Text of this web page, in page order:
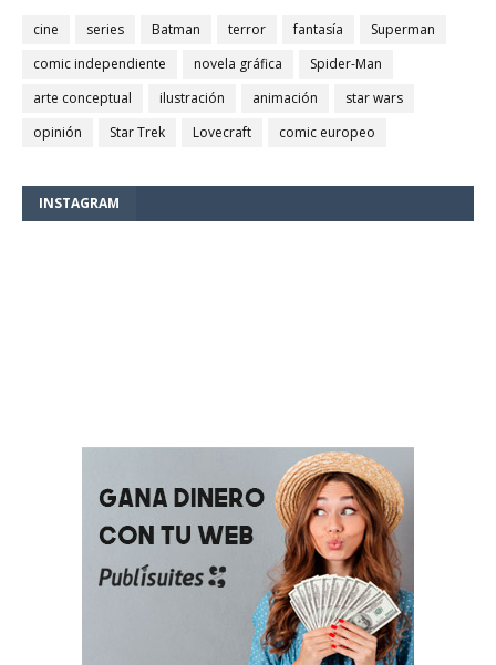
cine series Batman terror fantasía
Superman
comic independiente
novela gráfica
Spider-Man
arte conceptual
ilustración animación
star wars
opinión
Star Trek Lovecraft comic europeo
INSTAGRAM